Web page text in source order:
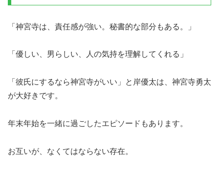
「神宮寺は、責任感が強い。秘書的な部分もある。」
「優しい、男らしい、人の気持を理解してくれる」
「彼氏にするなら神宮寺がいい」と岸優太は、神宮寺勇太
が大好きです。
年末年始を一緒に過ごしたエピソードもあります。
お互いが、なくてはならない存在。